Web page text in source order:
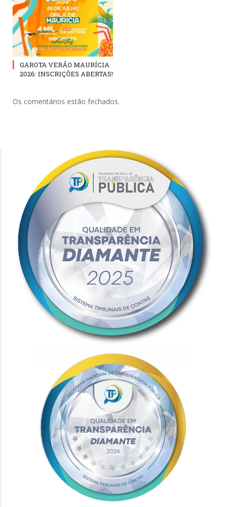
GAROTA VERÃO MAURÍCIA
2026: INSCRIÇÕES ABERTAS!
Os comentários estão fechados.